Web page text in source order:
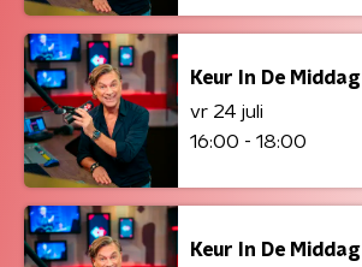
Keur In De Middag
vr 24 juli
16:00 - 18:00
Keur In De Middag